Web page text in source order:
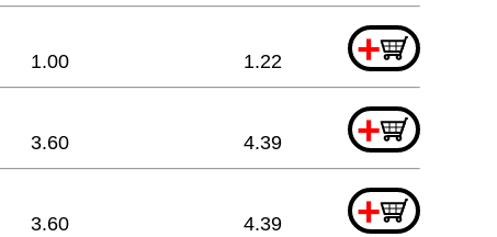
+
1.00 1.22
+
3.60 4.39
+
3.60 4.39